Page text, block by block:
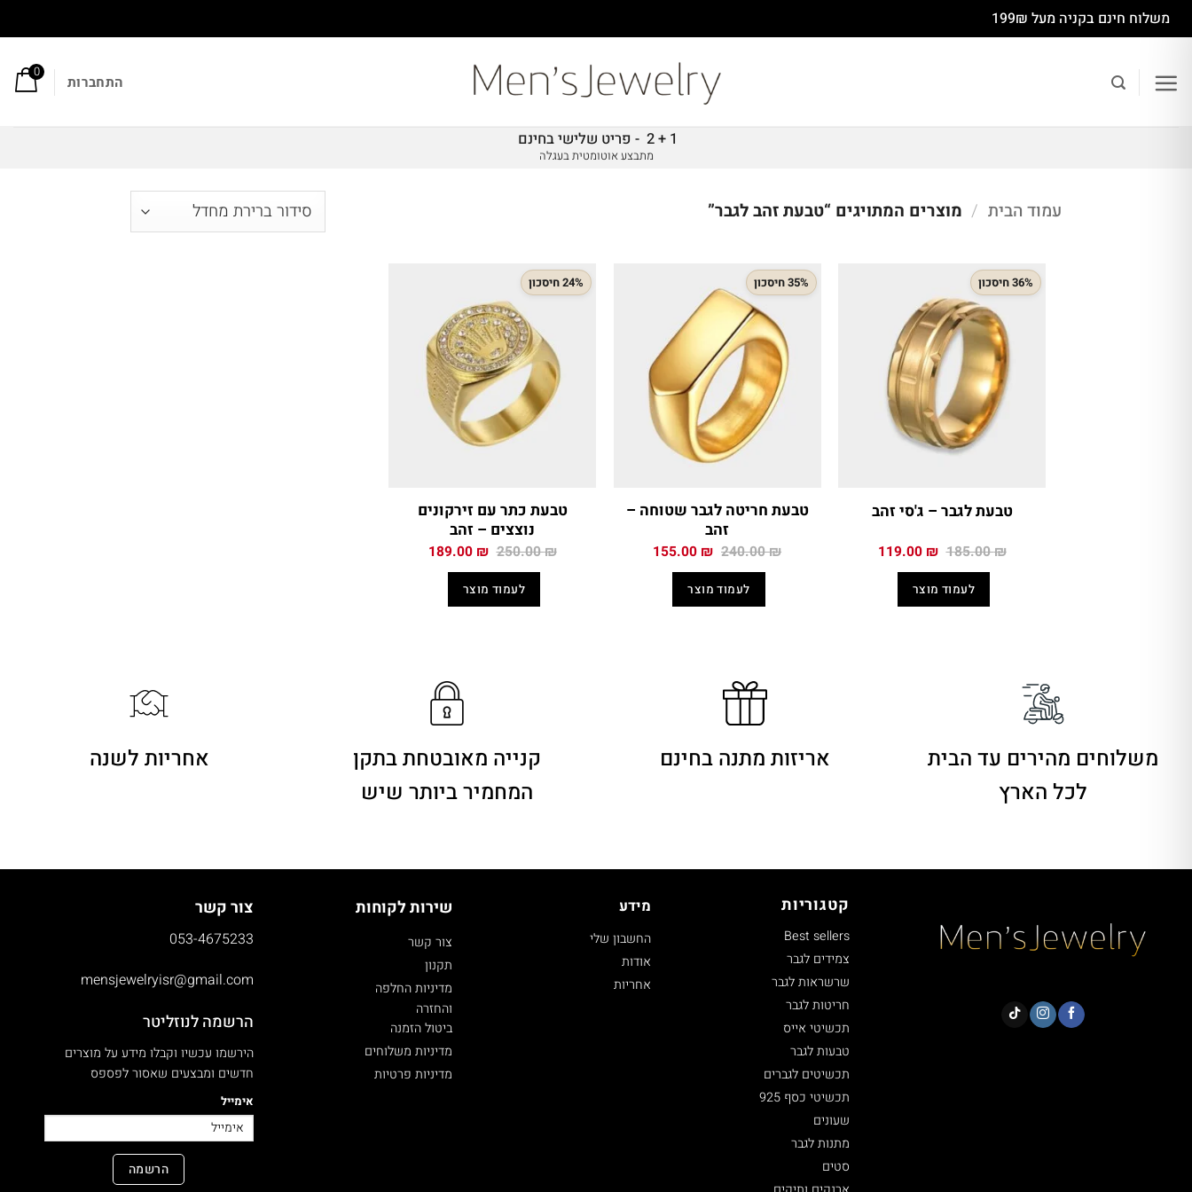
Skip
to
content
משלוח חינם בקניה מעל 199₪
התחברות
0
1 + 2 - פריט שלישי בחינם
מתבצע אוטומטית בעגלה
עמוד הבית / מוצרים המתויגים “טבעת זהב לגבר”
36% חיסכון
טבעת לגבר – ג'סי זהב
185.00₪ המחיר
185.00 ₪.
119.00 ₪
לעמוד מוצר
35% חיסכון
טבעת חריטה לגבר שטוחה –
זהב
240.00₪ המחיר
240.00 ₪.
155.00 ₪ המחיר
לעמוד מוצר
24% חיסכון
טבעת כתר עם זירקונים
נוצצים – זהב
250.00₪ המחיר
250.00 ₪.
189.00 ₪
לעמוד מוצר
משלוחים מהירים עד הבית
לכל הארץ
אריזות מתנה בחינם
קנייה מאובטחת בתקן
המחמיר ביותר שיש
אחריות לשנה
קטגוריות
Best sellers
צמידים לגבר
שרשראות לגבר
חריטות לגבר
תכשיטי אייס
טבעות לגבר
תכשיטים לגברים
תכשיטי כסף 925
שעונים
מתנות לגבר
סטים
מידע
החשבון שלי
אודות
אחריות
שירות לקוחות
צור קשר
תקנון
מדיניות החלפה
והחזרה
ביטול הזמנה
מדיניות משלוחים
מדיניות פרטיות
צור קשר
053-4675233
mensjewelryisr@gmail.com
הרשמה לנוזליטר
הירשמו עכשיו וקבלו מידע על מוצרים
חדשים ומבצעים שאסור לפספס
אימייל
הרשמה